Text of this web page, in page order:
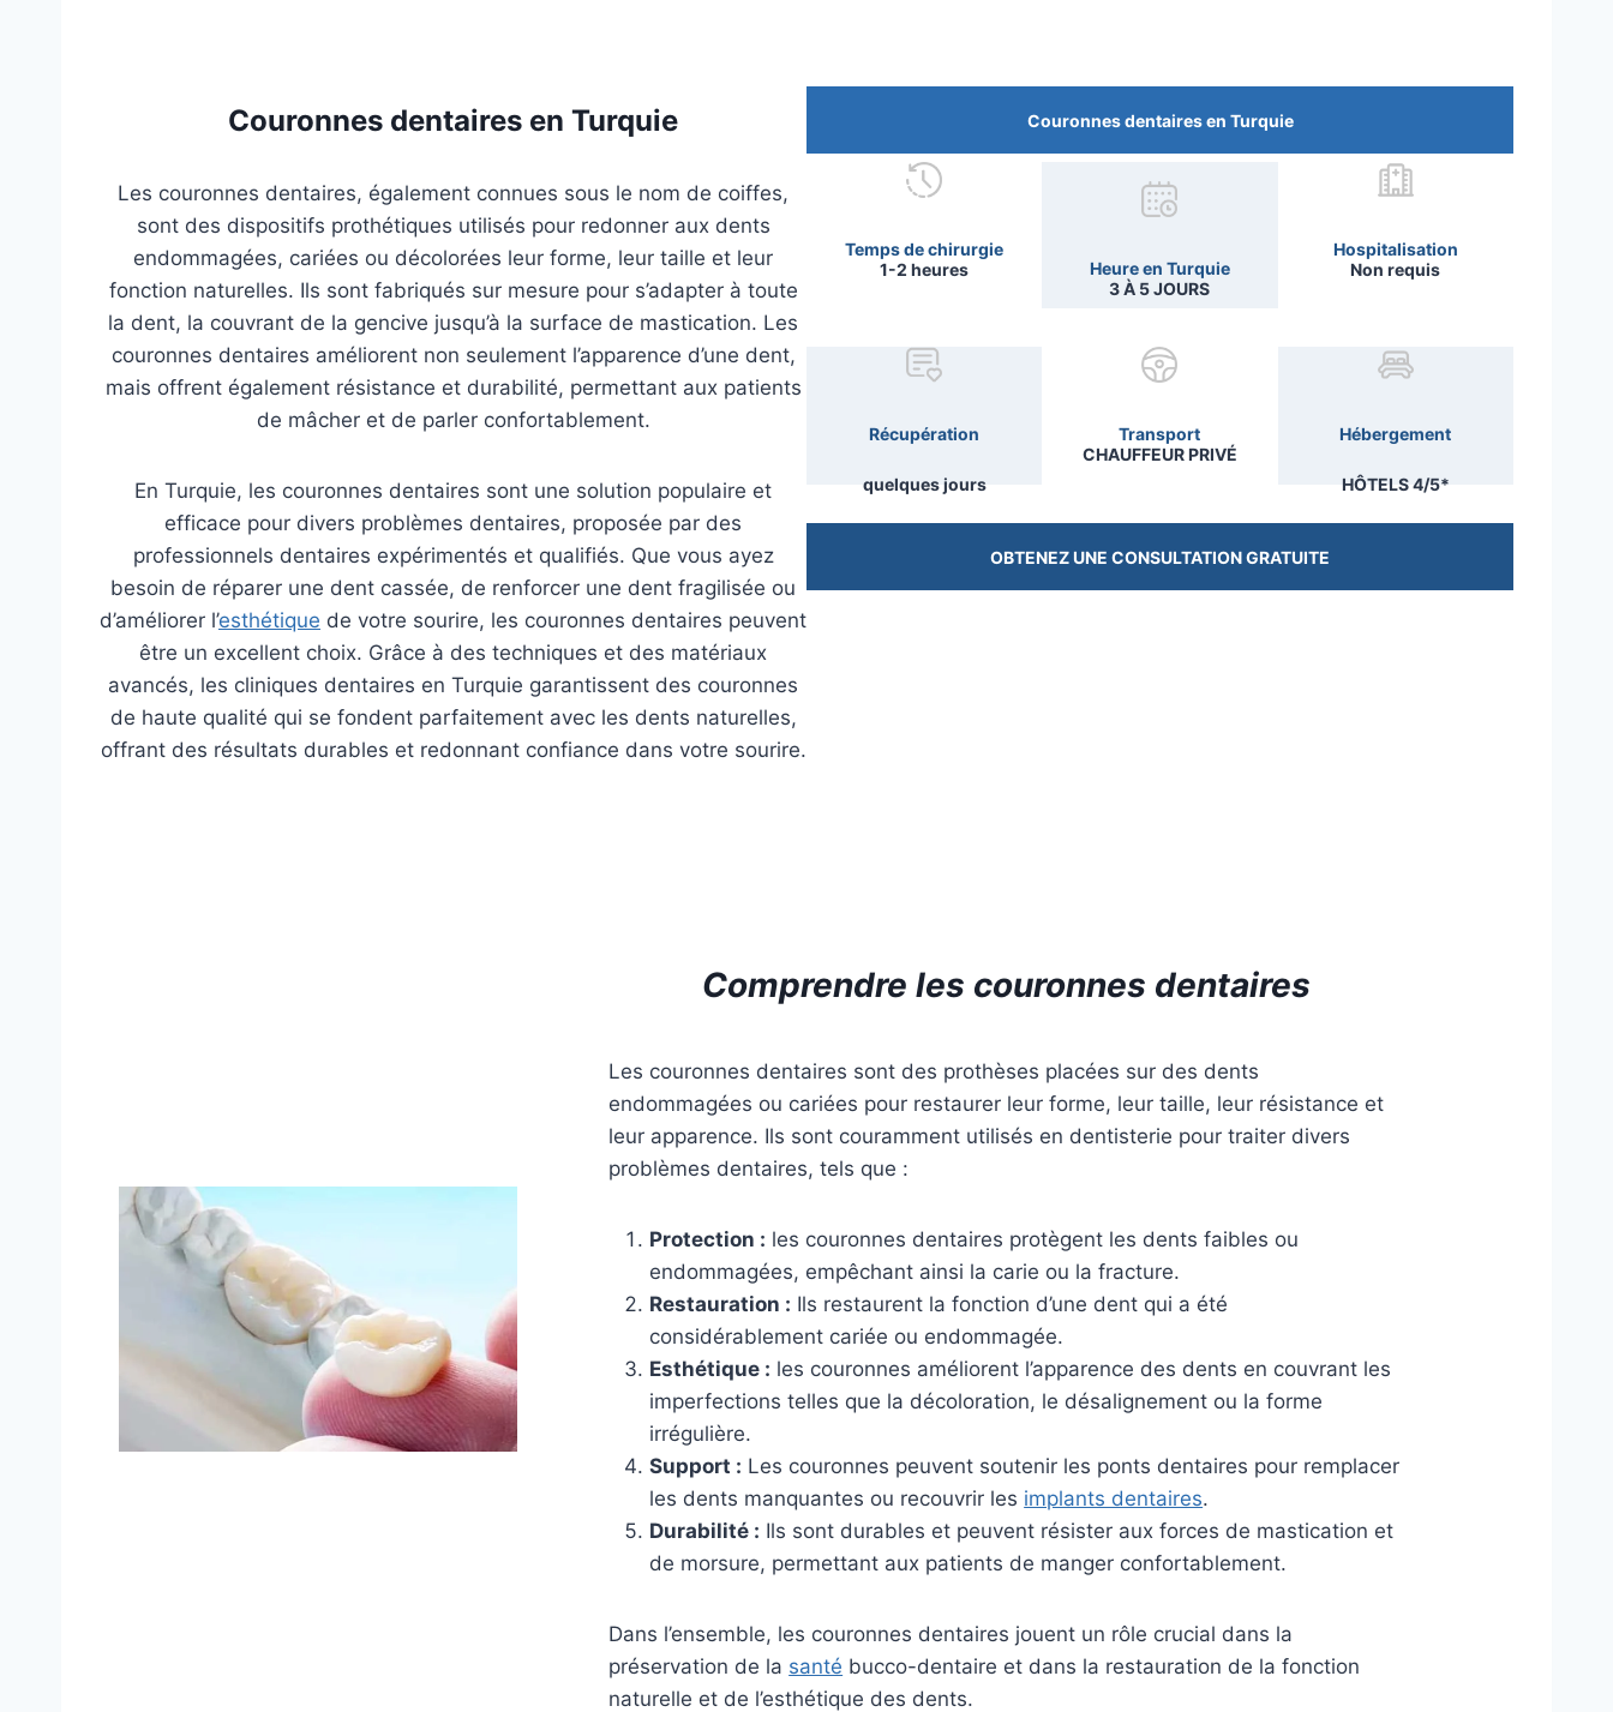
Couronnes dentaires en Turquie
Les couronnes dentaires, également connues sous le nom de coiffes,
sont des dispositifs prothétiques utilisés pour redonner aux dents
endommagées, cariées ou décolorées leur forme, leur taille et leur
fonction naturelles. Ils sont fabriqués sur mesure pour s’adapter à toute
la dent, la couvrant de la gencive jusqu’à la surface de mastication. Les
couronnes dentaires améliorent non seulement l’apparence d’une dent,
mais offrent également résistance et durabilité, permettant aux patients
de mâcher et de parler confortablement.
En Turquie, les couronnes dentaires sont une solution populaire et
efficace pour divers problèmes dentaires, proposée par des
professionnels dentaires expérimentés et qualifiés. Que vous ayez
besoin de réparer une dent cassée, de renforcer une dent fragilisée ou
d’améliorer l’esthétique de votre sourire, les couronnes dentaires peuvent
être un excellent choix. Grâce à des techniques et des matériaux
avancés, les cliniques dentaires en Turquie garantissent des couronnes
de haute qualité qui se fondent parfaitement avec les dents naturelles,
offrant des résultats durables et redonnant confiance dans votre sourire.
Couronnes dentaires en Turquie
Temps de chirurgie
1-2 heures
Heure en Turquie
3 À 5 JOURS
Hospitalisation
Non requis
Récupération
quelques jours
Transport
CHAUFFEUR PRIVÉ
Hébergement
HÔTELS 4/5*
OBTENEZ UNE CONSULTATION GRATUITE
Comprendre les couronnes dentaires
Les couronnes dentaires sont des prothèses placées sur des dents
endommagées ou cariées pour restaurer leur forme, leur taille, leur résistance et
leur apparence. Ils sont couramment utilisés en dentisterie pour traiter divers
problèmes dentaires, tels que :
Protection : les couronnes dentaires protègent les dents faibles ou
endommagées, empêchant ainsi la carie ou la fracture.
Restauration : Ils restaurent la fonction d’une dent qui a été
considérablement cariée ou endommagée.
Esthétique : les couronnes améliorent l’apparence des dents en couvrant les
imperfections telles que la décoloration, le désalignement ou la forme
irrégulière.
Support : Les couronnes peuvent soutenir les ponts dentaires pour remplacer
les dents manquantes ou recouvrir les implants dentaires.
Durabilité : Ils sont durables et peuvent résister aux forces de mastication et
de morsure, permettant aux patients de manger confortablement.
Dans l’ensemble, les couronnes dentaires jouent un rôle crucial dans la
préservation de la santé bucco-dentaire et dans la restauration de la fonction
naturelle et de l’esthétique des dents.